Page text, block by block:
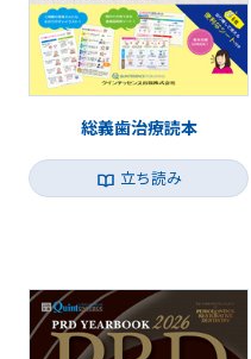
総義歯治療読本
立ち読み